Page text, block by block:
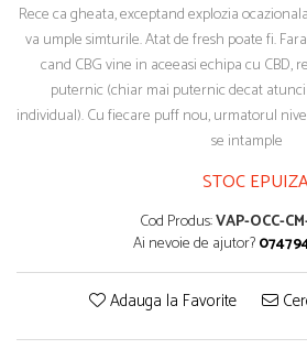
Rece ca gheata, exceptand explozia
va umple simturile. Atat de fresh poate fi.
cand CBG vine in aceeasi echipa cu CBD,
puternic (chiar mai puternic decat
individual). Cu fiecare puff nou, urmatorul
se intample
STOC
Cod Produs:VAP-OCC-
Ai nevoie de ajutor?
Adauga la Favorite